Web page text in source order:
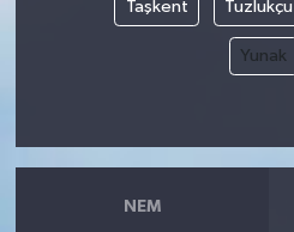
Taşkent Tuzlukçu
Yunak
NEM